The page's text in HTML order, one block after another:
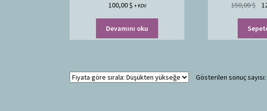
100,00$ + KDV
Devamını oku
150,00$
Gösterilen sonuç sayısı: